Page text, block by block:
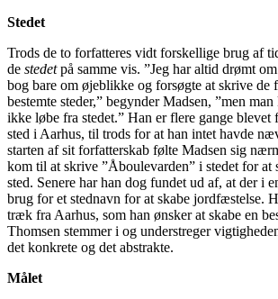
Stedet
Trods de to forfatteres vidt forskellige brug af
de stedetpå samme vis. ”Jeg har altid drømt
bog bare om øjeblikke og forsøgte at skrive de
bestemte steder,” begynder Madsen, ”men
ikke løbe fra stedet.” Han er flere gange blevet
sted i Aarhus, til trods for at han intet havde
starten af sit forfatterskab følte Madsen sig
kom til at skrive ”Åboulevarden” i stedet for at
sted. Senere har han dog fundet ud af, at der i
brug for et stednavn for at skabe jordfæstelse.
træk fra Aarhus, som han ønsker at skabe en
Thomsen stemmer i og understreger
det konkrete og det abstrakte.
Målet